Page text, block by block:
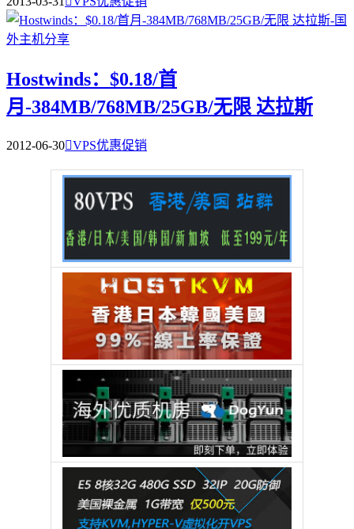
Hostwinds：$0.18/首
月-384MB/768MB/25GB/无限 达拉斯
2012-06-30VPS优惠促销